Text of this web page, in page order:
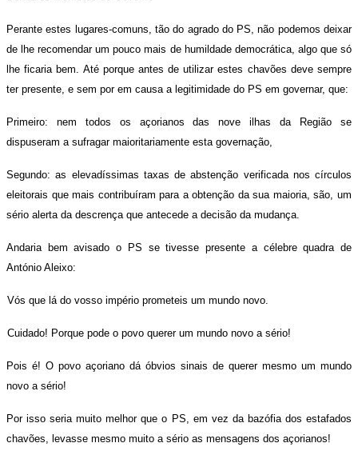
Perante estes lugares-comuns, tão do agrado do PS, não podemos deixar
de lhe recomendar um pouco mais de humildade democrática, algo que só
lhe ficaria bem. Até porque antes de utilizar estes chavões deve sempre
ter presente, e sem por em causa a legitimidade do PS em governar, que:
Primeiro: nem todos os açorianos das nove ilhas da Região se
dispuseram a sufragar maioritariamente esta governação,
Segundo: as elevadíssimas taxas de abstenção verificada nos círculos
eleitorais que mais contribuíram para a obtenção da sua maioria, são, um
sério alerta da descrença que antecede a decisão da mudança.
Andaria bem avisado o PS se tivesse presente a célebre quadra de
António Aleixo:
Vós que lá do vosso império prometeis um mundo novo.
Cuidado! Porque pode o povo querer um mundo novo a sério!
Pois é! O povo açoriano dá óbvios sinais de querer mesmo um mundo
novo a sério!
Por isso seria muito melhor que o PS, em vez da bazófia dos estafados
chavões, levasse mesmo muito a sério as mensagens dos açorianos!